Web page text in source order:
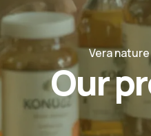
Vera nature
Our